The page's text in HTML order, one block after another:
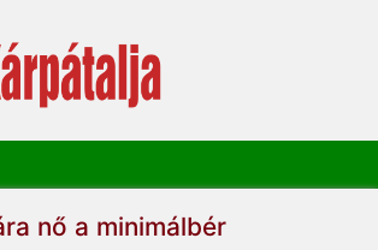
nő a minimálbér